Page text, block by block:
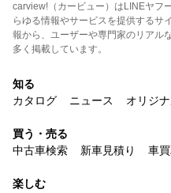
carview!（カービュー）はLINEヤフ
らゆる情報やサービスを提供するサ
報から、ユーザーや専門家のリアル
多く掲載しています。
知る
カタログ
ニュース オリジ
買う・売る
中古車検索
新車見積り 車
楽しむ